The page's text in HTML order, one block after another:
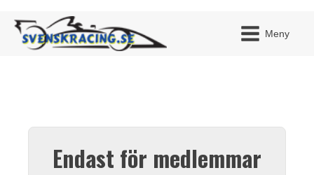
Meny
Endast för medlemmar